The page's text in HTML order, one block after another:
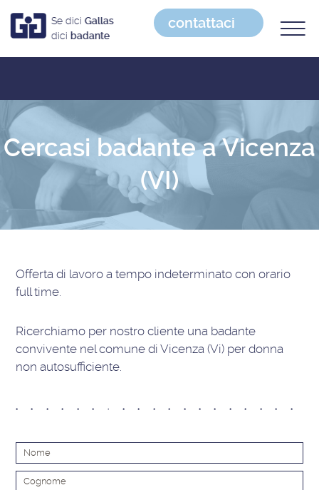
Se dici Gallas
dici badante
contattaci
Cercasi badante a Vicenza
(VI)
Offerta di lavoroa tempo indeterminato con orario
full time
Ricerchiamo per nostro cliente una badante
convivente nel comune di Vicenza (Vi) per donna
non autosufficiente.